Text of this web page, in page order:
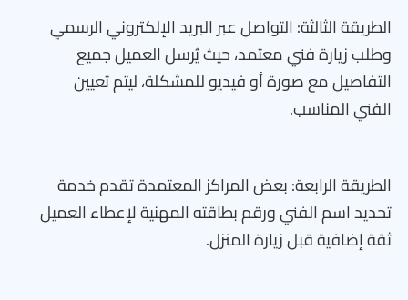
الطريقة الثالثة: التواصل عبر البريد الإلكتروني الرسمي
وطلب زيارة فني معتمد، حيث يُرسل العميل جميع
التفاصيل مع صورة أو فيديو للمشكلة، ليتم تعيين
الفني المناسب.
الطريقة الرابعة: بعض المراكز المعتمدة تقدم خدمة
تحديد اسم الفني ورقم بطاقته المهنية لإعطاء العميل
ثقة إضافية قبل زيارة المنزل.